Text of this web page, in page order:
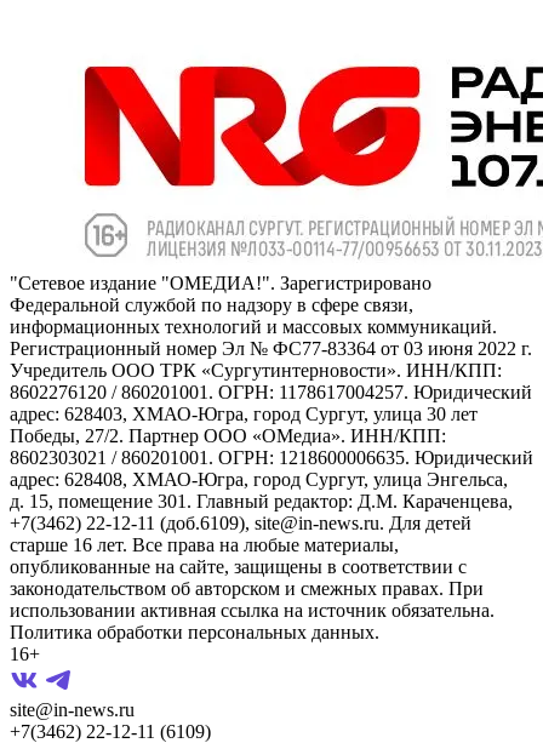
"Сетевое издание "ОМЕДИА!". Зарегистрировано
Федеральной службой по надзору в сфере связи,
информационных технологий и массовых коммуникаций.
Регистрационный номер Эл № ФС77-83364 от 03 июня 2022 г.
Учредитель ООО ТРК «Сургутинтерновости». ИНН/КПП:
8602276120 / 860201001. ОГРН: 1178617004257. Юридический
адрес: 628403, ХМАО-Югра, город Сургут, улица 30 лет
Победы, 27/2. Партнер ООО «ОМедиа». ИНН/КПП:
8602303021 / 860201001. ОГРН: 1218600006635. Юридический
адрес: 628408, ХМАО-Югра, город Сургут, улица Энгельса,
д. 15, помещение 301. Главный редактор: Д.М. Караченцева,
+7(3462) 22-12-11 (доб.6109), site@in-news.ru. Для детей
старше 16 лет. Все права на любые материалы,
опубликованные на сайте, защищены в соответствии с
законодательством об авторском и смежных правах. При
использовании активная ссылка на источник обязательна.
Политика обработки персональных данных.
16+
site@in-news.ru
+7(3462) 22-12-11 (6109)